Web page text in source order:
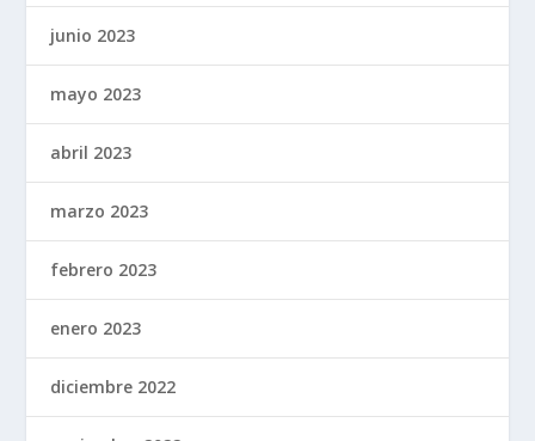
junio 2023
mayo 2023
abril 2023
marzo 2023
febrero 2023
enero 2023
diciembre 2022